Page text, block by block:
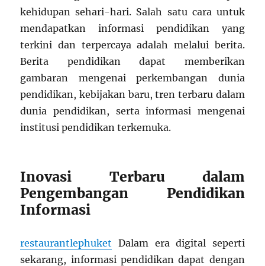
kehidupan sehari-hari. Salah satu cara untuk
mendapatkan informasi pendidikan yang
terkini dan terpercaya adalah melalui berita.
Berita pendidikan dapat memberikan
gambaran mengenai perkembangan dunia
pendidikan, kebijakan baru, tren terbaru dalam
dunia pendidikan, serta informasi mengenai
institusi pendidikan terkemuka.
Inovasi Terbaru dalam
Pengembangan Pendidikan
Informasi
restaurantlephuket Dalam era digital seperti
sekarang, informasi pendidikan dapat dengan